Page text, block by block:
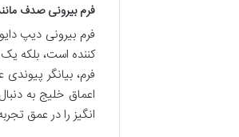
فرم بیرونی صدف
فرم بیرونی دیپ
کننده است، بلکه یک
فرم، بیانگر
اعماق خلیج به
انگیز را در عمق